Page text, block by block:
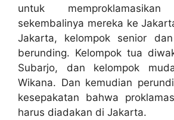
untuk memproklamasikan
sekembalinya mereka ke
Jakarta, kelompok senior
berunding. Kelompok tua
Subarjo, dan kelompok
Wikana. Dan kemudian
kesepakatan bahwa
harus diadakan di Jakarta.